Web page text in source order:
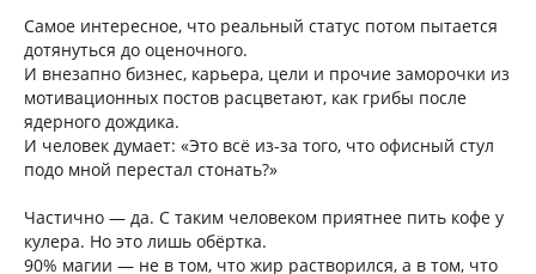
Самое интересное, что реальный статус потом пытается
дотянуться до оценочного.
И внезапно бизнес, карьера, цели и прочие заморочки из
мотивационных постов расцветают, как грибы после
ядерного дождика.
И человек думает: «Это всё из-за того, что офисный стул
подо мной перестал стонать?»
Частично — да. С таким человеком приятнее пить кофе у
кулера. Но это лишь обёртка.
90% магии — не в том, что жир растворился, а в том, что